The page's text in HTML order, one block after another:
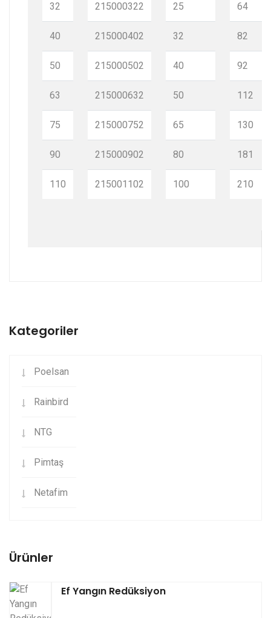
32
40
50
63
75
90
110
215000322
215000402
215000502
215000632
215000752
215000902
215001102
25
32
40
50
65
80
100
64
82
92
112
130
181
210
Kategoriler
Poelsan
Rainbird
NTG
Pimtaş
Netafim
Ürünler
Ef Yangın Redüksiyon